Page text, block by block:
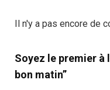
Il n'y a pas encore de
Soyez le premier à
bon matin”